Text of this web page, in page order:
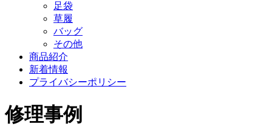
足袋
草履
バッグ
その他
商品紹介
新着情報
プライバシーポリシー
修理事例